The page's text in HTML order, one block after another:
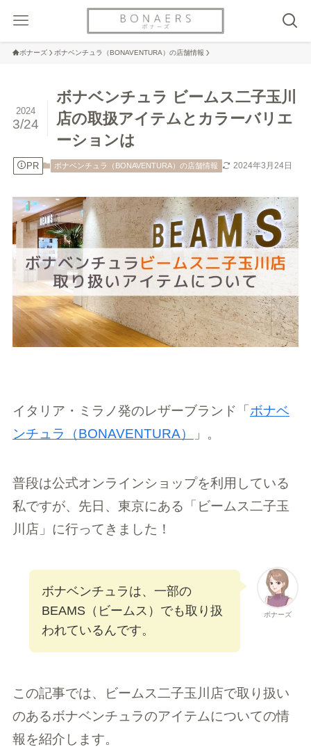
ボナーズ ボナベンチュラ（BONAVENTURA）の店舗情報
ボナベンチュラ ビームス二子玉川
店の取扱アイテムとカラーバリエ
ーションは
2024
3/24
PR ボナベンチュラ（BONAVENTURA）の店舗情報 2024年3月24日
イタリア・ミラノ発のレザーブランド「 ボナベ
ンチュラ（BONAVENTURA）
」。
普段は公式オンラインショップを利用している
私ですが、先日、東京にある「ビームス二子玉
川店」に行ってきました！
ボナーズ
ボナベンチュラは、一部の
BEAMS（ビームス）でも取り扱
われているんです。
この記事では、ビームス二子玉川店で取り扱い
のあるボナベンチュラのアイテムについての情
報を紹介します。